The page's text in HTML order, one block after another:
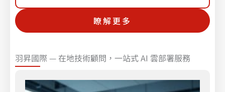
瞭解更多
羽昇國際 — 在地技術顧問，一站式 AI 雲部署服務